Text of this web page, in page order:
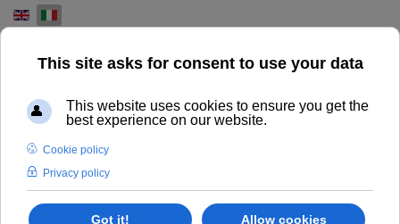
Select your language
MACCHINE USATE DOPO-
STAMPA